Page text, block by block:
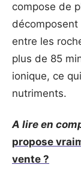
compose de
décomposent
entre les
plus de 85
ionique, ce
nutriments.
A lire en
propose
vente ?